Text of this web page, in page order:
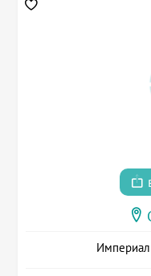
Империал